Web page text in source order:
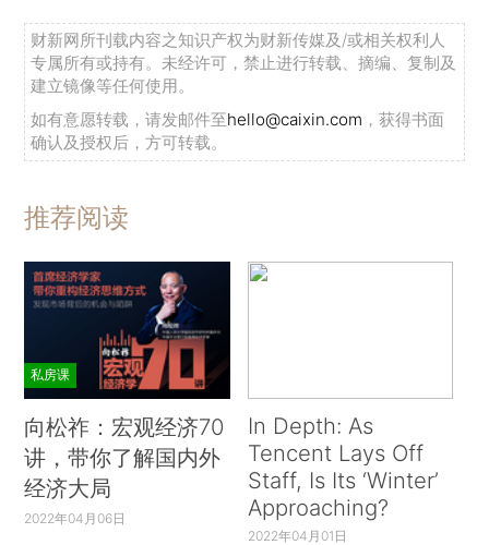
财新网所刊载内容之知识产权为财新传媒及/或相关权利人
专属所有或持有。未经许可，禁止进行转载、摘编、复制及
建立镜像等任何使用。
如有意愿转载，请发邮件至hello@caixin.com ，获得书面
确认及授权后，方可转载。
推荐阅读
私房课
向松祚：宏观经济70
讲，带你了解国内外
经济大局
2022年04月06日
In Depth: As
Tencent Lays Off
Staff, Is Its ‘Winter’
Approaching?
2022年04月01日